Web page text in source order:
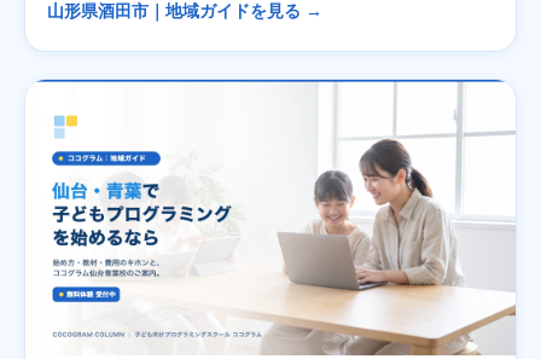
山形県酒田市｜地域ガイドを見る →